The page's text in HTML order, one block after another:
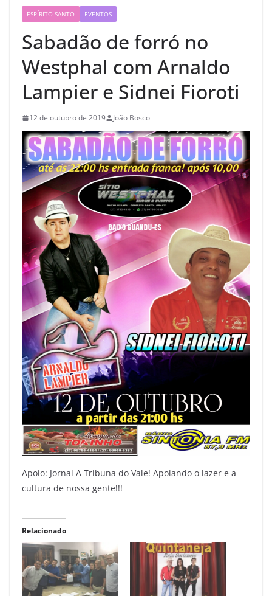
ESPÍRITO SANTO EVENTOS
Sabadão de forró no
Westphal com Arnaldo
Lampier e Sidnei Fioroti
12 de outubro de 2019 João Bosco
Apoio: Jornal A Tribuna do Vale! Apoiando o lazer e a
cultura de nossa gente!!!
Relacionado